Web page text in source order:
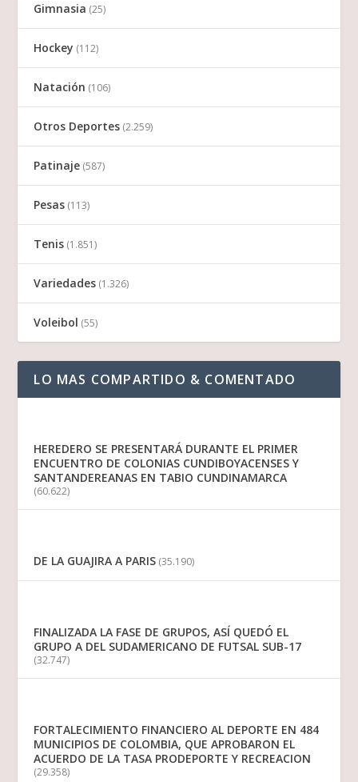
Gimnasia (25)
Hockey (112)
Natación (106)
Otros Deportes (2.259)
Patinaje (587)
Pesas (113)
Tenis (1.851)
Variedades (1.326)
Voleibol (55)
LO MAS COMPARTIDO & COMENTADO
HEREDERO SE PRESENTARÁ DURANTE EL PRIMER
ENCUENTRO DE COLONIAS CUNDIBOYACENSES Y
SANTANDEREANAS EN TABIO CUNDINAMARCA
(60.622)
DE LA GUAJIRA A PARIS (35.190)
FINALIZADA LA FASE DE GRUPOS, ASÍ QUEDÓ EL
GRUPO A DEL SUDAMERICANO DE FUTSAL SUB-17
(32.747)
FORTALECIMIENTO FINANCIERO AL DEPORTE EN 484
MUNICIPIOS DE COLOMBIA, QUE APROBARON EL
ACUERDO DE LA TASA PRODEPORTE Y RECREACION
(29.358)